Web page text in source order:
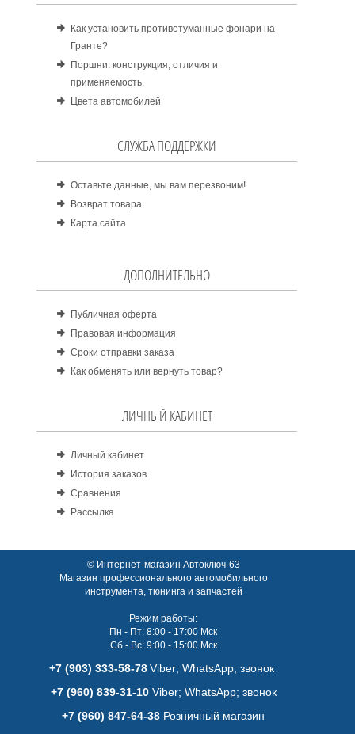
Как установить противотуманные фонари на
Гранте?
Поршни: конструкция, отличия и
применяемость.
Цвета автомобилей
СЛУЖБА ПОДДЕРЖКИ
Оставьте данные, мы вам перезвоним!
Возврат товара
Карта сайта
ДОПОЛНИТЕЛЬНО
Публичная оферта
Правовая информация
Сроки отправки заказа
Как обменять или вернуть товар?
ЛИЧНЫЙ КАБИНЕТ
Личный кабинет
История заказов
Сравнения
Рассылка
© Интернет-магазин Автоключ-63
Магазин профессионального автомобильного
инструмента, тюнинга и запчастей
Режим работы:
Пн - Пт: 8:00 - 17:00 Мск
Сб - Вс: 9:00 - 15:00 Мск
+7 (903) 333-58-78 Viber; WhatsАpp; звонок
+7 (960) 839-31-10Viber; WhatsАpp; звонок
+7 (960) 847-64-38 Розничный магазин